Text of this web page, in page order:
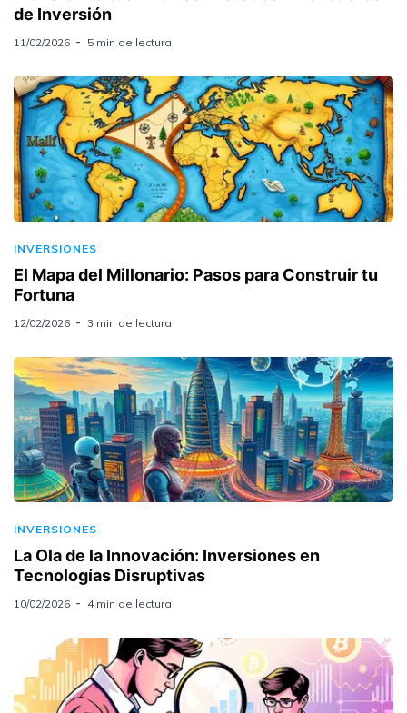
de Inversión
11/02/2026 5 min de lectura
INVERSIONES
El Mapa del Millonario: Pasos para Construir tu
Fortuna
12/02/2026 3 min de lectura
INVERSIONES
La Ola de la Innovación: Inversiones en
Tecnologías Disruptivas
10/02/2026 4 min de lectura